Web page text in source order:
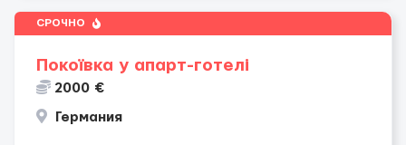
СРОЧНО
Покоївка у апарт-готелі
2000 €
Германия